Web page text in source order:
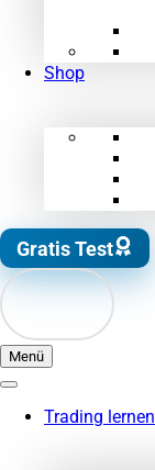
Shop
Gratis Test
Menü
Trading lernen